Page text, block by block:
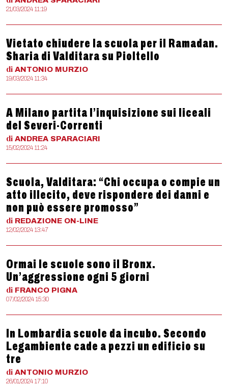
21/03/2024 11:19
Vietato chiudere la scuola per il Ramadan.
Sharia di Valditara su Pioltello
di ANTONIO MURZIO
19/03/2024 11:34
A Milano partita l’inquisizione sui liceali
del Severi-Correnti
di ANDREA SPARACIARI
15/02/2024 11:24
Scuola, Valditara: “Chi occupa o compie un
atto illecito, deve rispondere dei danni e
non può essere promosso”
di REDAZIONE ON-LINE
12/02/2024 13:47
Ormai le scuole sono il Bronx.
Un’aggressione ogni 5 giorni
di FRANCO PIGNA
07/02/2024 15:30
In Lombardia scuole da incubo. Secondo
Legambiente cade a pezzi un edificio su
tre
di ANTONIO MURZIO
26/01/2024 17:10